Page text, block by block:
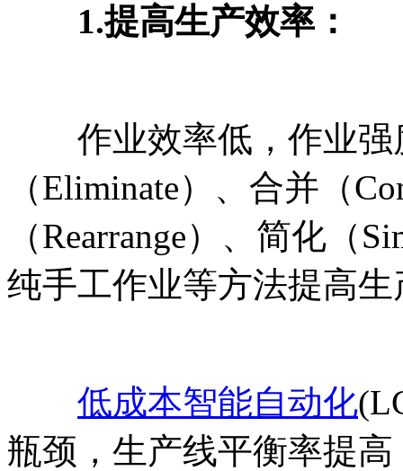
1.提高生产效率：
作业效率低，作业强
（Eliminate）、合并（
（Rearrange）、简化（
纯手工作业等方法提高
低成本智能自动化
瓶颈，生产线平衡率提